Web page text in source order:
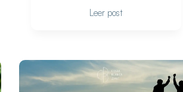
Leer post